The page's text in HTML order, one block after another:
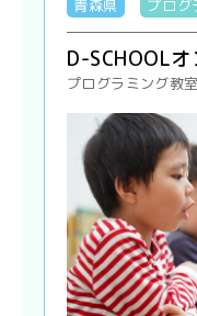
青森県 プログ
D-SCHOOL
プログラミング教室